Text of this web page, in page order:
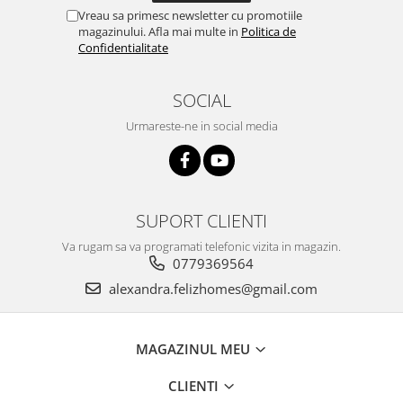
Vreau sa primesc newsletter cu promotiile
magazinului. Afla mai multe in Politica de
Confidentialitate
SOCIAL
Urmareste-ne in social media
SUPORT CLIENTI
Va rugam sa va programati telefonic vizita in magazin.
0779369564
alexandra.felizhomes@gmail.com
MAGAZINUL MEU
CLIENTI